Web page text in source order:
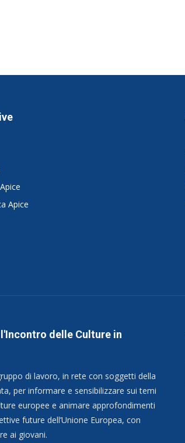
Apice
delle Culture in
di lavoro, in rete con soggetti della
per informare e sensibilizzare sui temi
europee e animare approfondimenti
future dell’Unione Europea, con
ai giovani.